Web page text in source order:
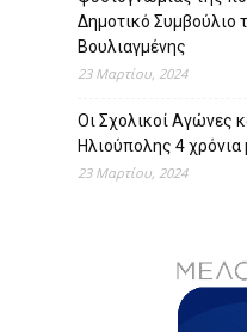
Δημοτικό Συμβούλιο
Βουλιαγμένης
23 Μαρτίου, 2024
Οι Σχολικοί Αγώνες
Ηλιούπολης 4 χρόνια
23 Μαρτίου, 2024